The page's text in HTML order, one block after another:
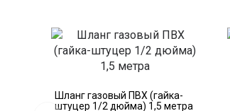
Шланг газовый ПВХ (гайка-
штуцер 1/2 дюйма) 1,5 метра